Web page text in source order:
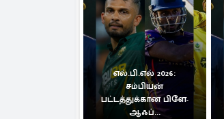
எல்.பி.எல் 2026:
சம்பியன்
பட்டத்துக்கான பிளே-
ஆஃப்...